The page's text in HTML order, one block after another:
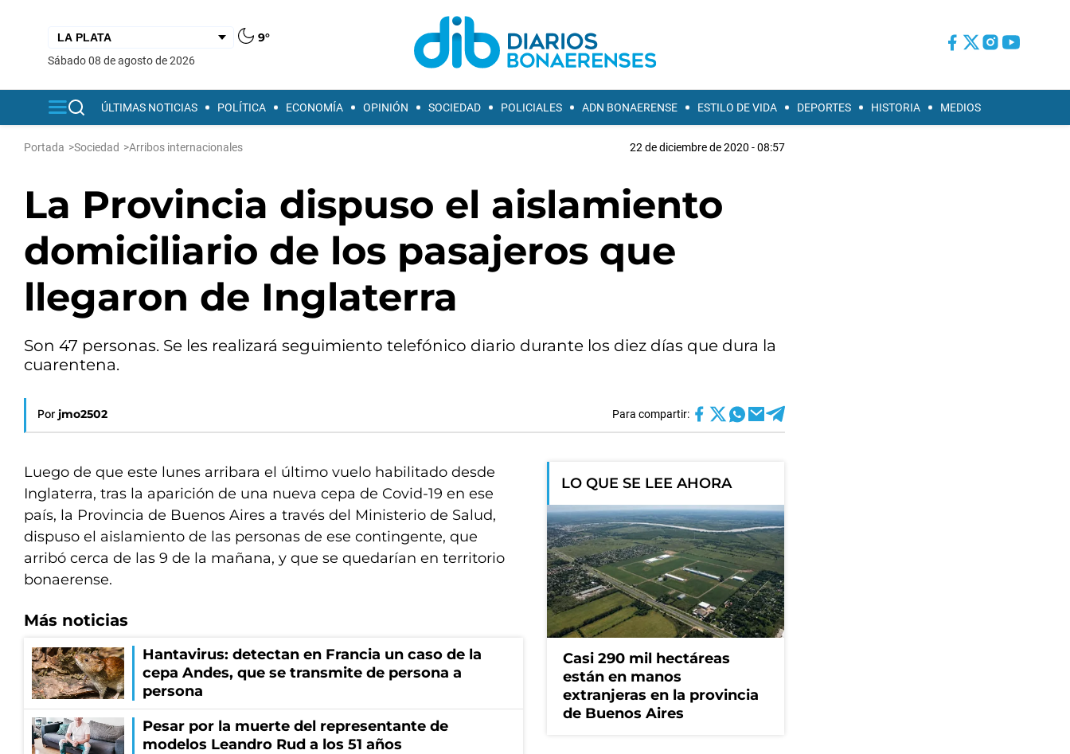
9°
sábado 08 de agosto de 2026
ÚLTIMAS NOTICIAS POLÍTICA ECONOMÍA OPINIÓN SOCIEDAD POLICIALES ADN BONAERENSE ESTILO DE VIDA DEPORTES HISTORIA MEDIOS
Portada >Sociedad >Arribos internacionales 22 de diciembre de 2020 - 08:57
La Provincia dispuso el aislamiento
domiciliario de los pasajeros que
llegaron de Inglaterra
Son 47 personas. Se les realizará seguimiento telefónico diario durante los diez días que dura la
cuarentena.
Por jmo2502 Para compartir:
Luego de que este lunes arribara el último vuelo habilitado desde
Inglaterra, tras la aparición de una nueva cepa de Covid-19 en ese
país, la Provincia de Buenos Aires a través del Ministerio de Salud,
dispuso el aislamiento de las personas de ese contingente, que
arribó cerca de las 9 de la mañana, y que se quedarían en territorio
bonaerense.
Más noticias
Hantavirus: detectan en Francia un caso de la
cepa Andes, que se transmite de persona a
persona
Pesar por la muerte del representante de
modelos Leandro Rud a los 51 años
LO QUE SE LEE AHORA
Casi 290 mil hectáreas
están en manos
extranjeras en la provincia
de Buenos Aires